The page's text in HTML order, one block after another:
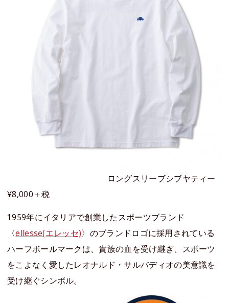
ロングスリーブシブヤティー
¥8,000＋税
1959年にイタリアで創業したスポーツブランド
〈ellesse(エレッセ)〉のブランドロゴに採用されている
ハーフボールマークは、貴族の血を受け継ぎ、スポーツ
をこよなく愛したレオナルド・サルバディオの美意識を
受け継ぐシンボル。